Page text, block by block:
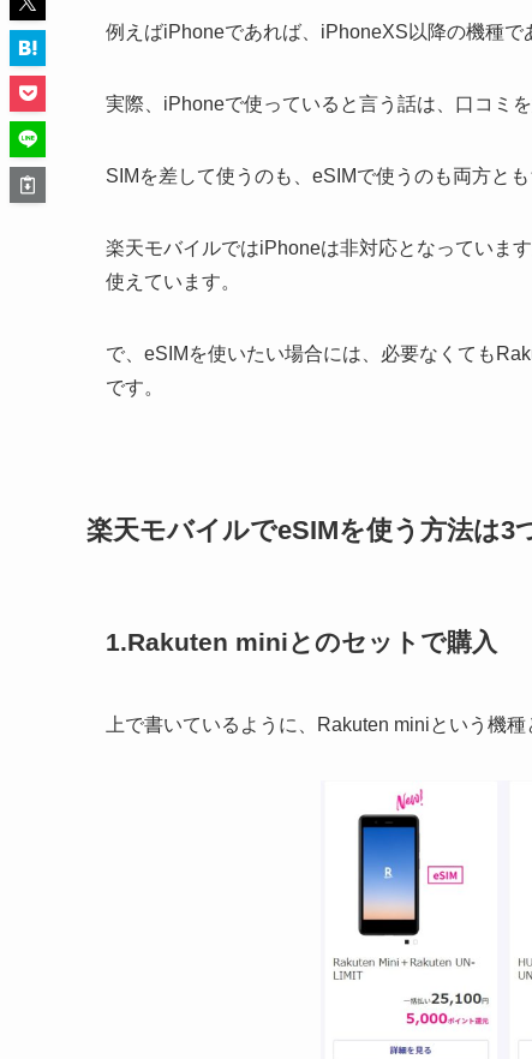
例えばiPhoneであれば、iPhoneXS以降の機種で
実際、iPhoneで使っていると言う話は、口コミ
SIMを差して使うのも、eSIMで使うのも両方と
楽天モバイルではiPhoneは非対応となっていま
使えています。
で、eSIMを使いたい場合には、必要なくても
です。
楽天モバイルでeSIMを使う方法は3
1.Rakuten miniとのセットで購入
上で書いているように、Rakuten miniという機